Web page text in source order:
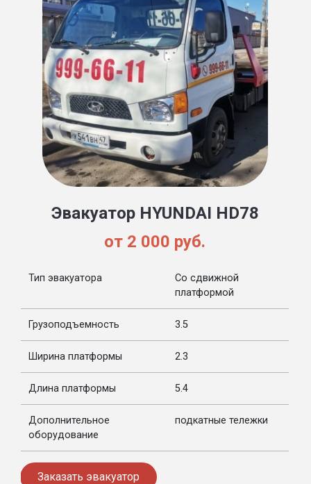
Эвакуатор HYUNDAI HD78
от 2 000 руб.
Тип эвакуатора
Со сдвижной
платформой
Грузоподъемность 3.5
Ширина платформы 2.3
Длина платформы 5.4
Дополнительное
оборудование
подкатные тележки
Заказать эвакуатор